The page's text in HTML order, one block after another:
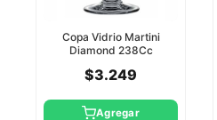
Copa Vidrio Martini
Diamond 238Cc
$3.249
Agregar